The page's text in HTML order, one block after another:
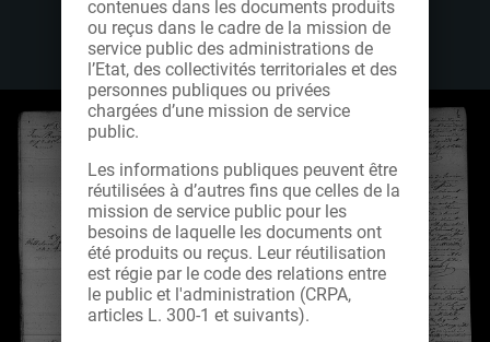
contenues dans les documents produits
ou reçus dans le cadre de la mission de
service public des administrations de
l’Etat, des collectivités territoriales et des
personnes publiques ou privées
chargées d’une mission de service
public.
Les informations publiques peuvent être
réutilisées à d’autres fins que celles de la
mission de service public pour les
besoins de laquelle les documents ont
été produits ou reçus. Leur réutilisation
est régie par le code des relations entre
le public et l'administration (CRPA,
articles L. 300-1 et suivants).